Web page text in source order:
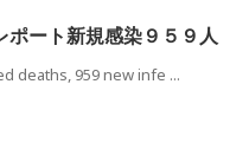
ポート新規感染９５９人
deaths, 959 new infe ...